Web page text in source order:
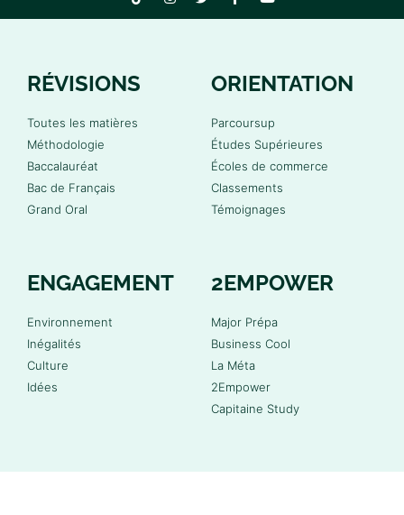
RÉVISIONS
Toutes les matières
Méthodologie
Baccalauréat
Bac de Français
Grand Oral
ORIENTATION
Parcoursup
Études Supérieures
Écoles de commerce
Classements
Témoignages
ENGAGEMENT
Environnement
Inégalités
Culture
Idées
2EMPOWER
Major Prépa
Business Cool
La Méta
2Empower
Capitaine Study